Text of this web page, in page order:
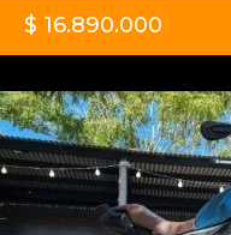
$ 16.890.000